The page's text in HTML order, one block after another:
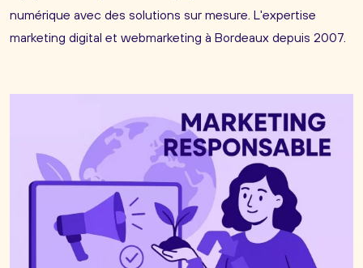
numérique avec des solutions sur mesure. L'expertise
marketing digital et webmarketing à Bordeaux depuis 2007.